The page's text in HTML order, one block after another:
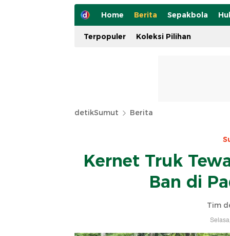
Home Berita Sepakbola
Terpopuler Koleksi Pilihan
detikSumut Berita
Kernet Truk
Ban di
Tim